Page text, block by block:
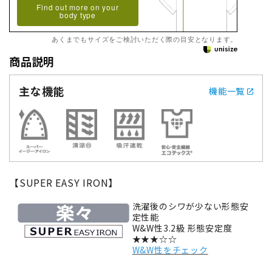
Find out more on your
body type
あくまでもサイズをご検討いただく際の目安となります。
商品説明
主な機能
機能一覧
【SUPER EASY IRON】
洗濯後のシワが少ない形態安
定性能
W&W性3.2級 形態安定度
★★★☆☆
W&W性をチェック